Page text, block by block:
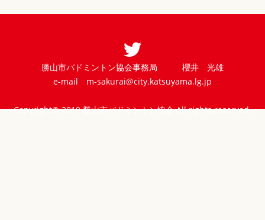
勝山市バドミントン協会事務局 櫻井 光雄
e-mail m-sakurai@city.katsuyama.lg.jp
Copyright© 2019 勝山市バドミントン協会 All rights reserved.